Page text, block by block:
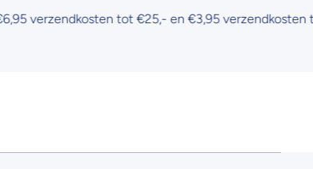
tot €25,- en €3,95 verzendkosten tot